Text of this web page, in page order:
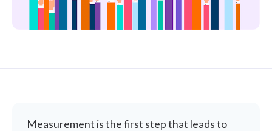
Measurement is the first step that leads to